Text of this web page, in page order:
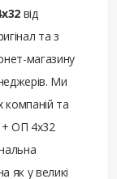
від
та з
магазину
Ми
компаній та
+ ОП 4x32
​​як у великі